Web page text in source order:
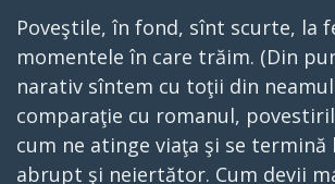
Poveştile, în fond, sînt scurte, la
momentele în care trăim. (Din
narativ sîntem cu toţii din
comparaţie cu romanul,
cum ne atinge viaţa şi se termină
abrupt şi neiertător. Cum devii